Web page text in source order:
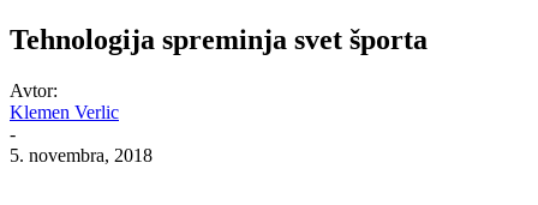
Tehnologija spreminja svet športa
Avtor:
Klemen Verlic
-
5. novembra, 2018